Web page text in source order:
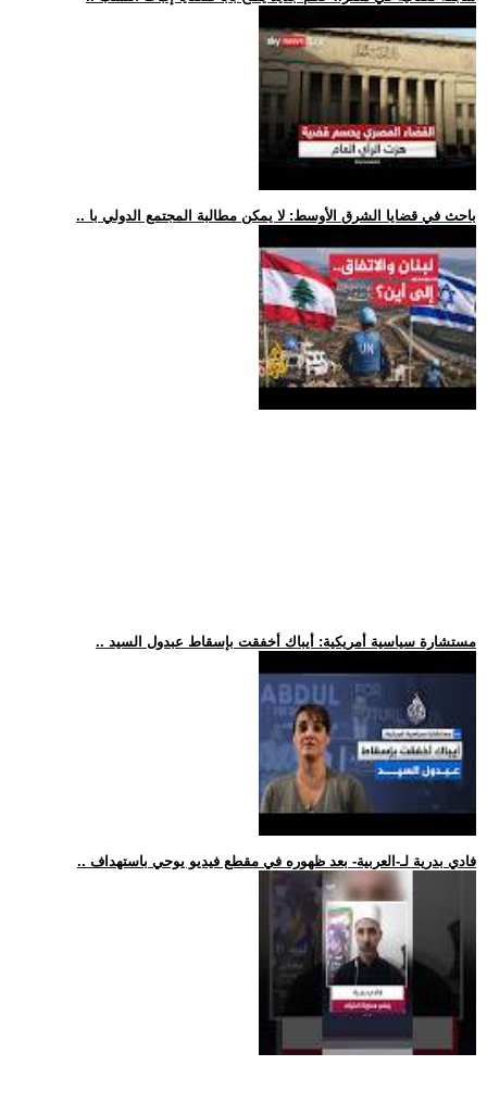
.. باحث في قضايا الشرق الأوسط: لا يمكن مطالبة المجتمع الدولي با
.. مستشارة سياسية أمريكية: أيباك أخفقت بإسقاط عبدول السيد
.. فادي بدرية لـ-العربية- بعد ظهوره في مقطع فيديو يوحي باستهداف